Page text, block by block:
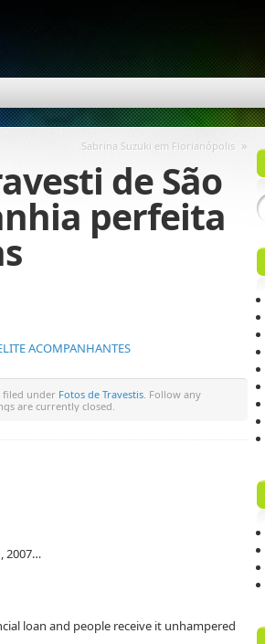
Sabrina Suzuki em Florianópolis »
de São
perfeita
ACOMPANHANTES
filed under Fotos de Travestis . Follow any
are currently closed.
2007…
loan and people receive it unhampered